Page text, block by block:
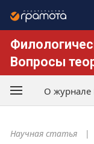
Вопросы
О журнале
Научная статья